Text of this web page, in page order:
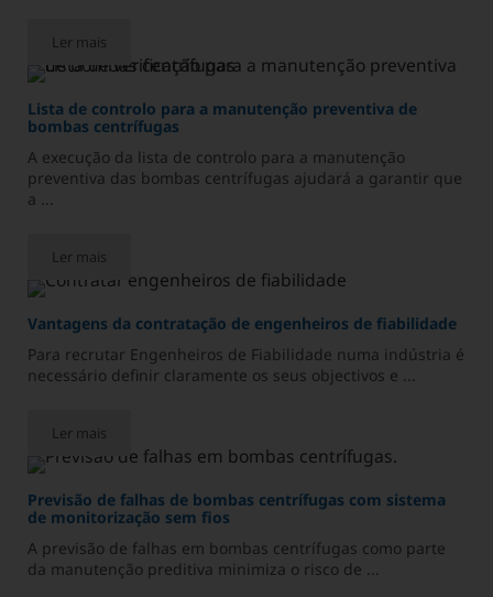
Ler mais
Sistema de ar comprimido central vs. sistema de ar
Lista de controlo para a manutenção preventiva de
bombas centrífugas
A execução da lista de controlo para a manutenção
preventiva das bombas centrífugas ajudará a garantir que
a ...
Ler mais
Lista de controlo para a manutenção preventiva de bombas
Vantagens da contratação de engenheiros de fiabilidade
Para recrutar Engenheiros de Fiabilidade numa indústria é
necessário definir claramente os seus objectivos e ...
Ler mais
Vantagens da contratação de engenheiros de fiabilidade
Previsão de falhas de bombas centrífugas com sistema
de monitorização sem fios
A previsão de falhas em bombas centrífugas como parte
da manutenção preditiva minimiza o risco de ...